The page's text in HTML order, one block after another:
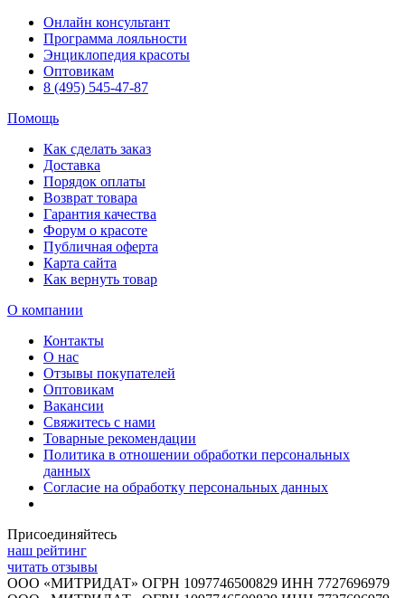
Онлайн консультант
Программа лояльности
Энциклопедия красоты
Оптовикам
8 (495) 545-47-87
Помощь
Как сделать заказ
Доставка
Порядок оплаты
Возврат товара
Гарантия качества
Форум о красоте
Публичная оферта
Карта сайта
Как вернуть товар
О компании
Контакты
О нас
Отзывы покупателей
Оптовикам
Вакансии
Свяжитесь с нами
Товарные рекомендации
Политика в отношении обработки персональных
данных
Согласие на обработку персональных данных
Присоединяйтесь
наш рейтинг
читать отзывы
ООО «МИТРИДАТ» ОГРН 1097746500829 ИНН 7727696979